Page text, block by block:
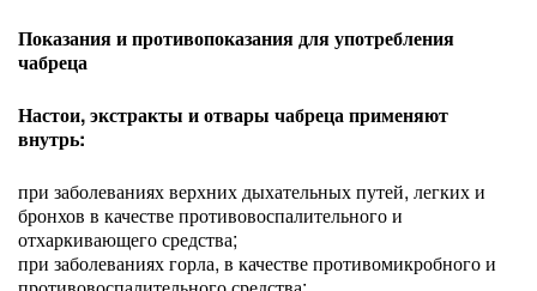
Показания и противопоказания для употребления
чабреца
Настои, экстракты и отвары чабреца применяют
внутрь:
при заболеваниях верхних дыхательных путей, легких и
бронхов в качестве противовоспалительного и
отхаркивающего средства;
при заболеваниях горла, в качестве противомикробного и